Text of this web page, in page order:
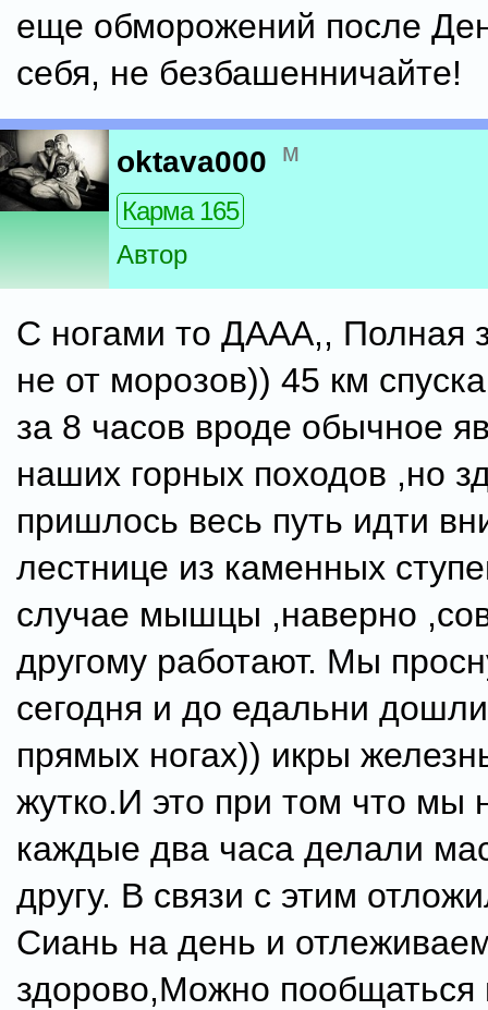
еще обморожений после
себя, не безбашенничайте!
oktava000 м
Карма 165
Автор
С ногами то ДААА,, Полная
не от морозов)) 45 км
за 8 часов вроде обычное
наших горных походов ,но
пришлось весь путь идти
лестнице из каменных
случае мышцы ,наверно
другому работают. Мы
сегодня и до едальни
прямых ногах)) икры
жутко.И это при том что мы
каждые два часа делали
другу. В связи с этим
Сиань на день и
здорово,Можно пообщаться